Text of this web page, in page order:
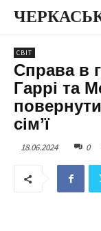
СВІТ
Справа в
Гаррі та
сімʼї
18.06.2024 0